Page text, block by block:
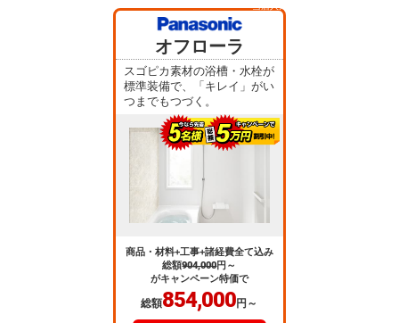
オフローラ
スゴピカ素材の浴槽・水栓が
標準装備で、「キレイ」がい
つまでもつづく。
商品・材料+工事+諸経費全て込み
総額904,000円～
がキャンペーン特価で
総額854,000円～
当店人気